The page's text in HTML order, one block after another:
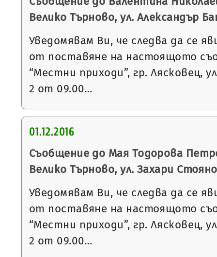
Велико Търново, ул. Александър
Уведомявам Ви, че следва да се
от поставяне на настоящото
“Местни приходи”, гр. Лясковец,
2 от 09.00…
01.12.2016
Съобщение до Мая Тодорова
Велико Търново, ул. Захари
Уведомявам Ви, че следва да се
от поставяне на настоящото
“Местни приходи”, гр. Лясковец,
2 от 09.00…